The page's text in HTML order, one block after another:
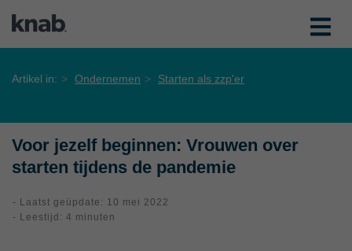
Artikel in: Ondernemen Starten als zzp'er
Voor jezelf beginnen: Vrouwen over
starten tijdens de pandemie
- Laatst geüpdate: 10 mei 2022
- Leestijd: 4 minuten